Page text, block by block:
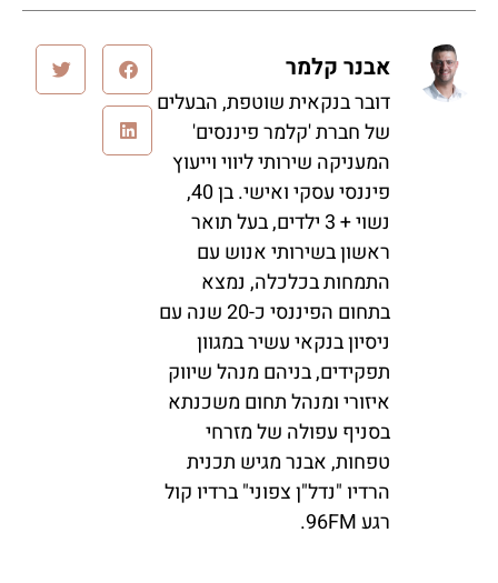
אבנר קלמר
דובר בנקאית שוטפת, הבעלים
של חברת 'קלמר פיננסים'
המעניקה שירותי ליווי וייעוץ
פיננסי עסקי ואישי. בן 40,
נשוי + 3 ילדים, בעל תואר
ראשון בשירותי אנוש עם
התמחות בכלכלה, נמצא
בתחום הפיננסי כ-20 שנה עם
ניסיון בנקאי עשיר במגוון
תפקידים, בניהם מנהל שיווק
איזורי ומנהל תחום משכנתא
בסניף עפולה של מזרחי
טפחות, אבנר מגיש תכנית
הרדיו "נדל"ן צפוני" ברדיו קול
רגע 96FM.